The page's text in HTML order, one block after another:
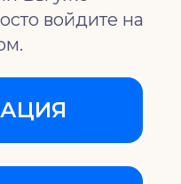
войдите на